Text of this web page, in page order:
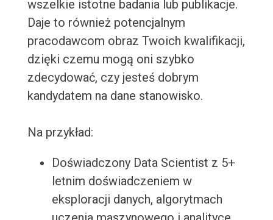
wszelkie istotne badania lub publikacje.
Daje to również potencjalnym
pracodawcom obraz Twoich kwalifikacji,
dzięki czemu mogą oni szybko
zdecydować, czy jesteś dobrym
kandydatem na dane stanowisko.
Na przykład:
Doświadczony Data Scientist z 5+
letnim doświadczeniem w
eksploracji danych, algorytmach